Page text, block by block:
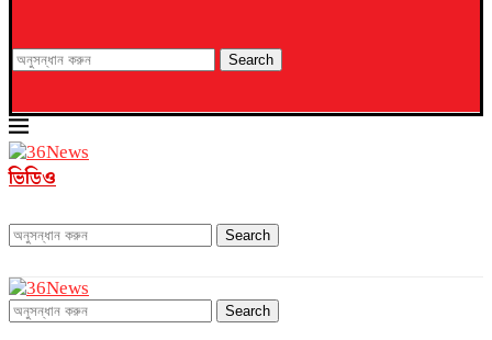
Search
ভিডিও
Search
Search